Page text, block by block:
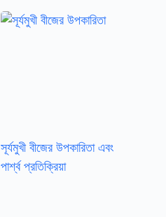
সূর্যমুখী বীজের উপকারিতা এবং
পার্শ্ব প্রতিক্রিয়া